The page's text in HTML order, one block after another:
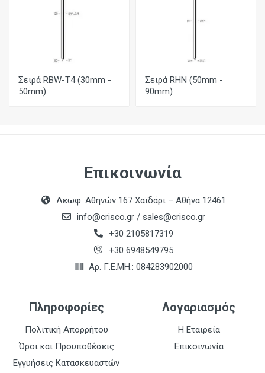
Σειρά RBW-T4 (30mm -
50mm)
Σειρά RHN (50mm -
90mm)
Επικοινωνία
Λεωφ. Αθηνών 167 Χαϊδάρι – Αθήνα 12461
info@crisco.gr / sales@crisco.gr
+30 2105817319
+30 6948549795
Αρ. Γ.Ε.ΜΗ.: 084283902000
Πληροφορίες
Πολιτική Απορρήτου
Όροι και Προϋποθέσεις
Εγγυήσεις Κατασκευαστών
Λογαριασμός
Η Εταιρεία
Επικοινωνία